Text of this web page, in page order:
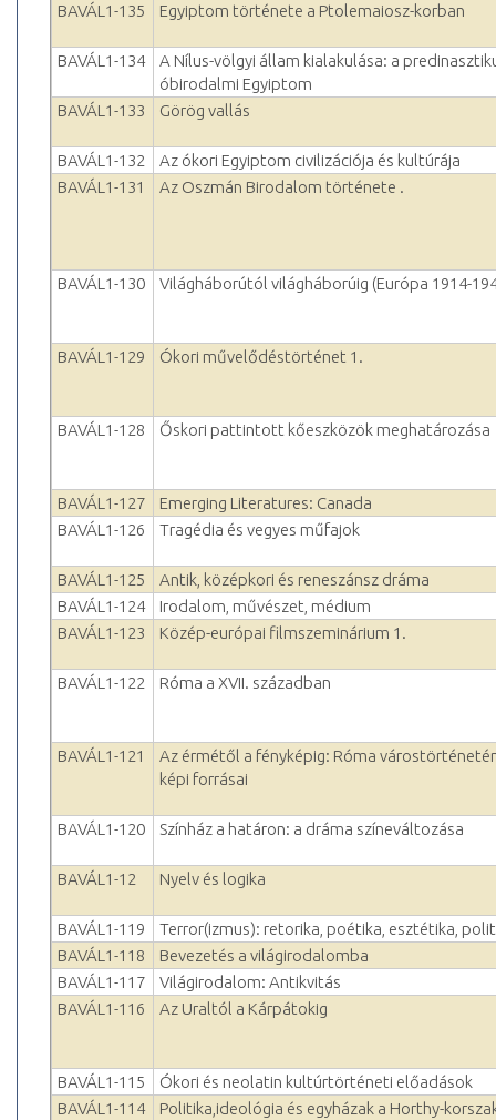
BAVÁL1-135 Egyiptom története a Ptolemaiosz-korban
BAVÁL1-134
A Nílus-völgyi állam kialakulása: a
óbirodalmi Egyiptom
BAVÁL1-133
Görög vallás
BAVÁL1-132
Az ókori Egyiptom civilizációja és kultúrája
BAVÁL1-131
Az Oszmán Birodalom története .
BAVÁL1-130 Világháborútól világháborúig (Európa 1914-
BAVÁL1-129 Ókori művelődéstörténet 1.
BAVÁL1-128 Őskori pattintott kőeszközök meghatározása
BAVÁL1-127
Emerging Literatures: Canada
BAVÁL1-126
Tragédia és vegyes műfajok
BAVÁL1-125
Antik, középkori és reneszánsz dráma
BAVÁL1-124
Irodalom, művészet, médium
BAVÁL1-123
Közép-európai filmszeminárium 1.
BAVÁL1-122 Róma a XVII. században
BAVÁL1-121
Az érmétől a fényképig: Róma
képi forrásai
BAVÁL1-120 Színház a határon: a dráma színeváltozása
BAVÁL1-12 Nyelv és logika
BAVÁL1-119
Terror(izmus): retorika, poétika, esztétika,
BAVÁL1-118
Bevezetés a világirodalomba
BAVÁL1-117
Világirodalom: Antikvitás
BAVÁL1-116
Az Uraltól a Kárpátokig
BAVÁL1-115
Ókori és neolatin kultúrtörténeti előadások
BAVÁL1-114
Politika,ideológia és egyházak a Horthy-